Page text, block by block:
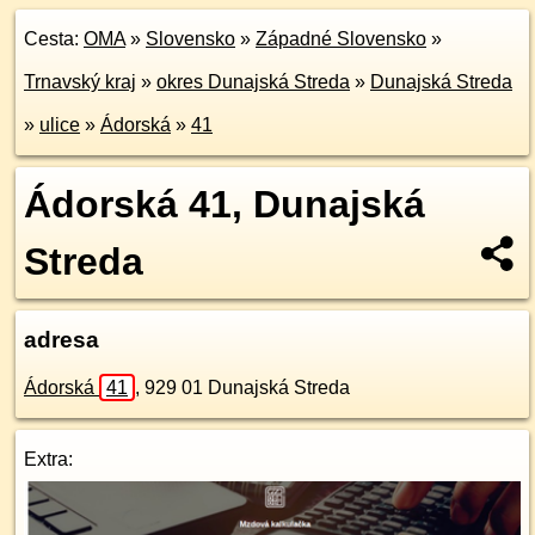
Cesta: OMA» Slovensko » Západné Slovensko »
Trnavský kraj » okres Dunajská Streda » Dunajská Streda
» ulice » Ádorská » 41
Ádorská 41, Dunajská
Streda
adresa
Ádorská 41 , 929 01 Dunajská Streda
Extra: